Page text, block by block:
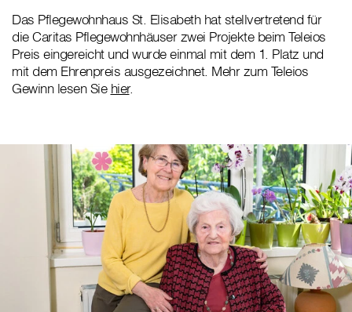
Das Pflegewohnhaus St. Elisabeth hat stellvertretend für
die Caritas Pflegewohnhäuser zwei Projekte beim Teleios
Preis eingereicht und wurde einmal mit dem 1. Platz und
mit dem Ehrenpreis ausgezeichnet. Mehr zum Teleios
Gewinn lesen Sie hier.